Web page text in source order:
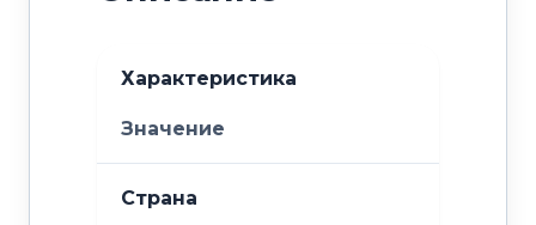
Характеристика
Значение
Страна